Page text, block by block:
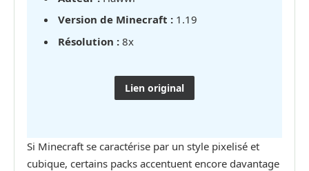
Version de Minecraft : 1.19
Résolution : 8x
Lien original
Si Minecraft se caractérise par un style pixelisé et
cubique, certains packs accentuent encore davantage